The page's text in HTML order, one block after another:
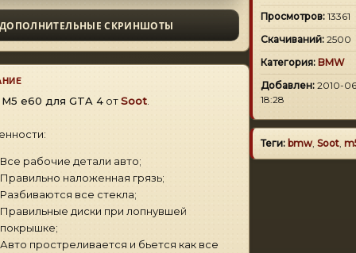
ДОПОЛНИТЕЛЬНЫЕ СКРИНШОТЫ
e60 для GTA 4 отSoot
Все рабочие детали авто;
Правильно наложенная грязь;
Разбиваются все стекла;
Правильные диски при лопнувшей
покрышке;
Авто простреливается и бьется как все
Просмотров: 13361
Скачиваний: 2500
Категория: BMW
Добавлен: 2010-
18:28
Теги: bmw, Soot,